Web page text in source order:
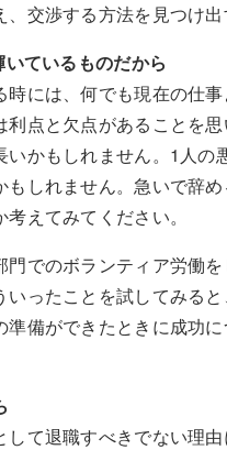
交渉する方法を見つけ出
ているものだから
には、何でも現在の仕
点と欠点があることを
かもしれません。1人の
しれません。急いで辞
えてみてください。
でのボランティア労働
ったことを試してみると
備ができたときに成功
て退職すべきでない理